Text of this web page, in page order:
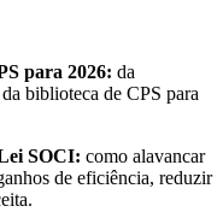
para 2026: da
biblioteca de CPS para
SOCI: como alavancar
de eficiência, reduzir